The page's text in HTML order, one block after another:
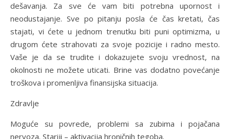
dešavanja. Za sve će vam biti potrebna upornost i
neodustajanje. Sve po pitanju posla će čas kretati, čas
stajati, vi ćete u jednom trenutku biti puni optimizma, u
drugom ćete strahovati za svoje pozicije i radno mesto.
Vaše je da se trudite i dokazujete svoju vrednost, na
okolnosti ne možete uticati. Brine vas dodatno povećanje
troškova i promenljiva finansijska situacija.
Zdravlje
Moguće su povrede, problemi sa zubima i pojačana
nervoza. Stariji – aktivacija hroničnih tegoba.